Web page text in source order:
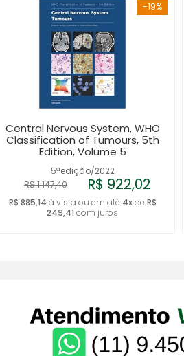
-19%
5ªedição/2022
Central Nervous System, WHO
Classification of Tumours, 5th
Edition, Volume 5
R$ 1.147,40 R$ 922,02
R$ 885,14 à vista ou em até 4xde R$
249,41 com juros